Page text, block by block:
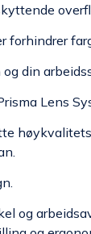
forhindrer
din
Lens
og